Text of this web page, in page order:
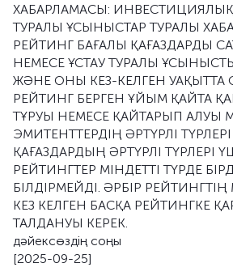
ХАБАРЛАМАСЫ:
ТУРАЛЫ ҰСЫНЫСТАР ТУРАЛЫ
РЕЙТИНГ БАҒАЛЫ ҚАҒАЗДАРДЫ
НЕМЕСЕ ҰСТАУ ТУРАЛЫ
ЖӘНЕ ОНЫ КЕЗ-КЕЛГЕН
РЕЙТИНГ БЕРГЕН ҰЙЫМ ҚАЙТА
ТҰРУЫ НЕМЕСЕ ҚАЙТАРЫП АЛУЫ
ЭМИТЕНТТЕРДІҢ ӘРТҮРЛІ
ҚАҒАЗДАРДЫҢ ӘРТҮРЛІ ТҮРЛЕРІ
РЕЙТИНГТЕР МІНДЕТТІ ТҮРДЕ
БІЛДІРМЕЙДІ. ӘРБІР
КЕЗ КЕЛГЕН БАСҚА РЕЙТИНГКЕ
ТАЛДАНУЫ КЕРЕК.
дәйексөздің соңы
[2025-09-25]